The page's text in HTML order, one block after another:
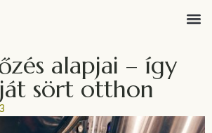
alapjai – így
sört otthon